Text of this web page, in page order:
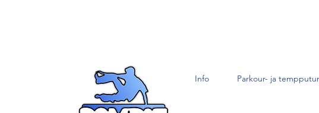
Info Parkour- ja